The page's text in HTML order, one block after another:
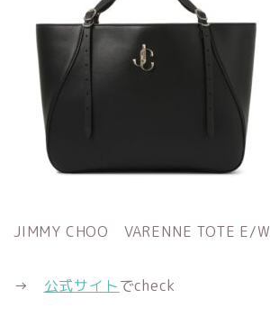
JIMMY CHOO VARENNE TOTE E/W
→ 公式サイトでcheck